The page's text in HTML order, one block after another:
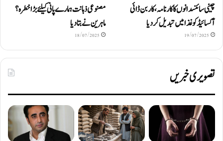
چینی سائنسدانوں کا کارنامہ، کاربن ڈائی
آکسائیڈ کو غذا میں تبدیل کردیا
19/07/2025
مصنوعی ذہانت ہمارے پانی کیلئے بڑا خطرہ؟
ماہرین نے بتا دیا
18/07/2025
تصویری خبریں